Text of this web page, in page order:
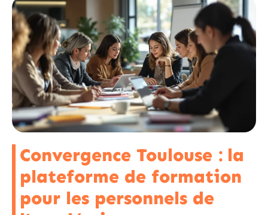
Convergence Toulouse : la
plateforme de formation
pour les personnels de